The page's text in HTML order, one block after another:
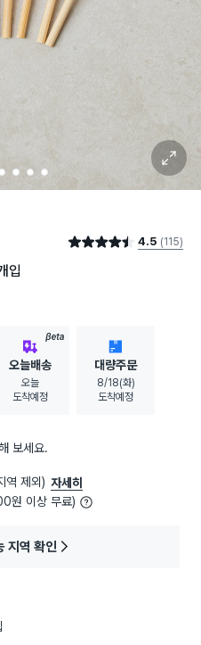
4 5 6 7
확대 보기
별점 4.5점 4.5 (115)
입
BETA
오늘배송
오늘
도착예정
대량주문
8/18(화)
도착예정
보세요.
역 제외) 자세히
원 이상 무료)
지역 확인